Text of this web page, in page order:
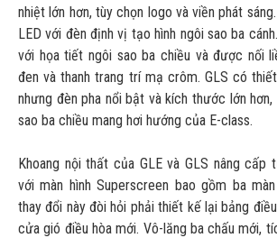
nhiệt lớn hơn, tùy chọn logo và viền phát
LED với đèn định vị tạo hình ngôi sao ba
với họa tiết ngôi sao ba chiều và được nối
đen và thanh trang trí mạ crôm. GLS có
nhưng đèn pha nổi bật và kích thước lớn
sao ba chiều mang hơi hướng của E-class.
Khoang nội thất của GLE và GLS nâng cấp
với màn hình Superscreen bao gồm ba
thay đổi này đòi hỏi phải thiết kế lại bảng
cửa gió điều hòa mới. Vô-lăng ba chấu mới,